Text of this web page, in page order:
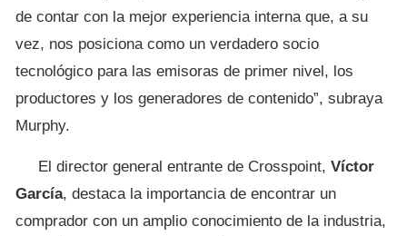
de contar con la mejor experiencia interna que, a su
vez, nos posiciona como un verdadero socio
tecnológico para las emisoras de primer nivel, los
productores y los generadores de contenido”, subraya
Murphy.
El director general entrante de Crosspoint, Víctor
García, destaca la importancia de encontrar un
comprador con un amplio conocimiento de la industria,